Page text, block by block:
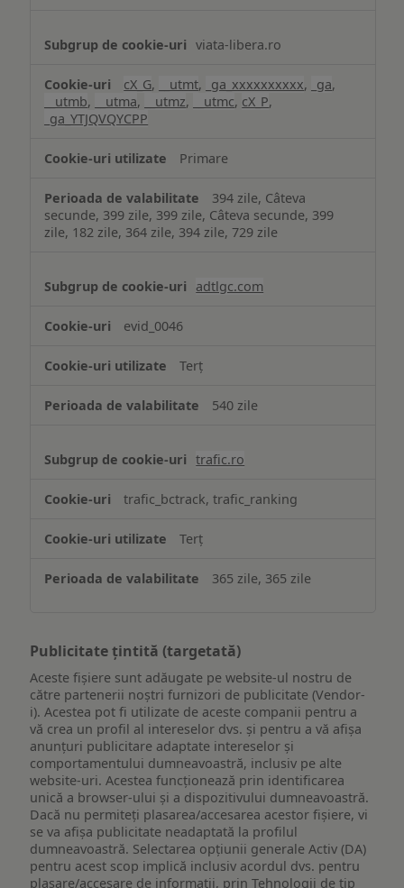
viata-libera.ro
cX_G, __utmt, _ga_xxxxxxxxxx, _ga,
__utmb, __utma, __utmz, __utmc, cX_P,
_ga_YTJQVQYCPP
Primare
394 zile, Câteva
secunde, 399 zile, 399 zile, Câteva secunde, 399
zile, 182 zile, 364 zile, 394 zile, 729 zile
adtlgc.com
evid_0046
Terț
540 zile
trafic.ro
trafic_bctrack, trafic_ranking
Terț
365 zile, 365 zile
Publicitate țintită (targetată)
Aceste fișiere sunt adăugate pe website-ul nostru de
către partenerii noștri furnizori de publicitate (Vendor-
i). Acestea pot fi utilizate de aceste companii pentru a
vă crea un profil al intereselor dvs. și pentru a vă afișa
anunțuri publicitare adaptate intereselor și
comportamentului dumneavoastră, inclusiv pe alte
website-uri. Acestea funcționează prin identificarea
unică a browser-ului și a dispozitivului dumneavoastră.
Dacă nu permiteți plasarea/accesarea acestor fișiere, vi
se va afișa publicitate neadaptată la profilul
dumneavoastră. Selectarea opțiunii generale Activ (DA)
pentru acest scop implică inclusiv acordul dvs. pentru
plasare/accesare de informații, prin Tehnologii de tip